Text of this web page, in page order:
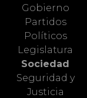
Gobierno
Partidos
Políticos
Legislatura
Sociedad
Seguridad y
Justicia